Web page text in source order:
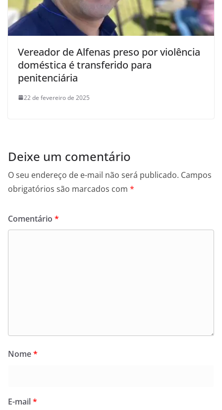
Vereador de Alfenas preso por violência
doméstica é transferido para
penitenciária
22 de fevereiro de 2025
Deixe um comentário
O seu endereço de e-mail não será publicado. Campos
obrigatórios são marcados com *
Comentário *
Nome*
E-mail*